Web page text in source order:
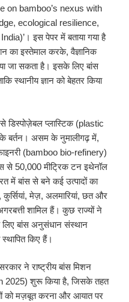
on bamboo’s nexus with
ecological resilience,
इस पेपर में बताया गया है
का इस्तेमाल करके, वैज्ञानिक
जा सकता है। इसके लिए बांस
स्थानीय ज्ञान को बेहतर किया
डिस्पोज़ेबल प्लास्टिक (plastic
बर्तन। असम के नुमालीगढ़ में,
(bamboo bio-refinery)
से 50,000 मीट्रिक टन इथेनॉल
में बांस से बने कई उत्पादों का
मेज़, अलमारियां, छत और
शामिल हैं। कुछ राज्यों ने
लिए बांस अनुसंधान संस्थान
किए हैं।
ने राष्ट्रीय बांस मिशन
शुरू किया है, जिसके तहत
को मज़बूत करना और आयात पर